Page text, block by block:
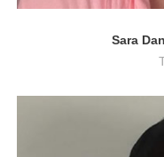
Sara